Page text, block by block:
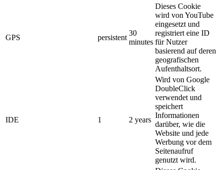
GPS persistent
30
minutes
Dieses Cookie
wird von YouTube
eingesetzt und
registriert eine ID
für Nutzer
basierend auf deren
geografischen
Aufenthaltsort.
IDE 1 2 years
Wird von Google
DoubleClick
verwendet und
speichert
Informationen
darüber, wie die
Website und jede
Werbung vor dem
Seitenaufruf
genutzt wird.